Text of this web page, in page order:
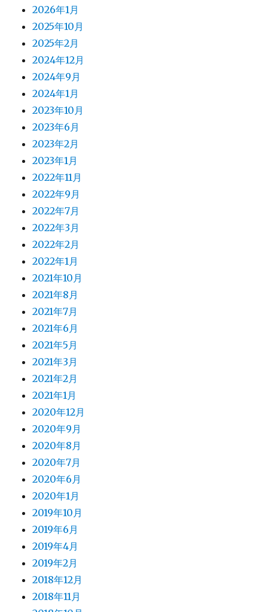
2026年1月
2025年10月
2025年2月
2024年12月
2024年9月
2024年1月
2023年10月
2023年6月
2023年2月
2023年1月
2022年11月
2022年9月
2022年7月
2022年3月
2022年2月
2022年1月
2021年10月
2021年8月
2021年7月
2021年6月
2021年5月
2021年3月
2021年2月
2021年1月
2020年12月
2020年9月
2020年8月
2020年7月
2020年6月
2020年1月
2019年10月
2019年6月
2019年4月
2019年2月
2018年12月
2018年11月